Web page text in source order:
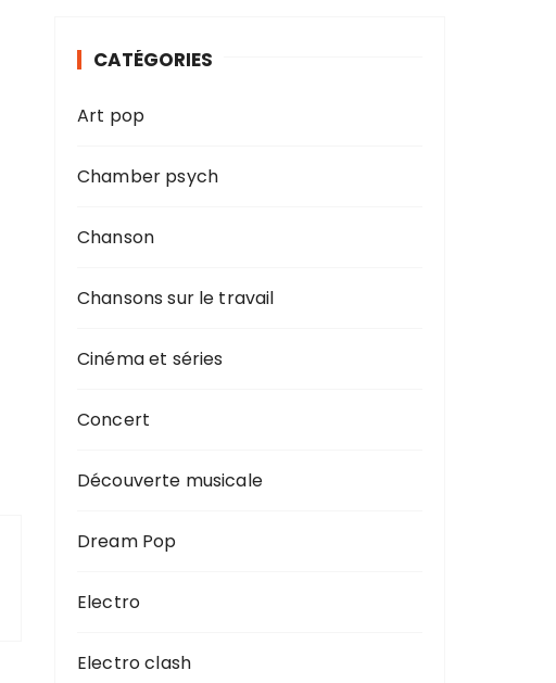
CATÉGORIES
Art pop
Chamber psych
Chanson
Chansons sur le travail
Cinéma et séries
Concert
Découverte musicale
Dream Pop
Electro
Electro clash